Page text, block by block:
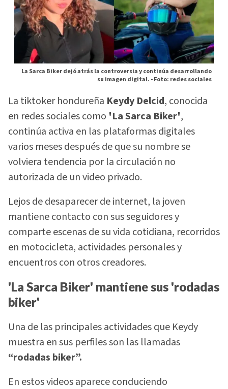
La Sarca Biker dejó atrás la controversia y continúa desarrollando
su imagen digital. -Foto: redes sociales
La tiktoker hondureña Keydy Delcid, conocida
en redes sociales como 'La Sarca Biker',
continúa activa en las plataformas digitales
varios meses después de que su nombre se
volviera tendencia por la circulación no
autorizada de un video privado.
Lejos de desaparecer de internet, la joven
mantiene contacto con sus seguidores y
comparte escenas de su vida cotidiana, recorridos
en motocicleta, actividades personales y
encuentros con otros creadores.
'La Sarca Biker' mantiene sus 'rodadas
biker'
Una de las principales actividades que Keydy
muestra en sus perfiles son las llamadas
“rodadas biker”.
En estos videos aparece conduciendo